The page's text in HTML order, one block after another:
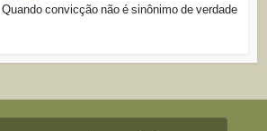
Quando convicção não é sinônimo de verdade